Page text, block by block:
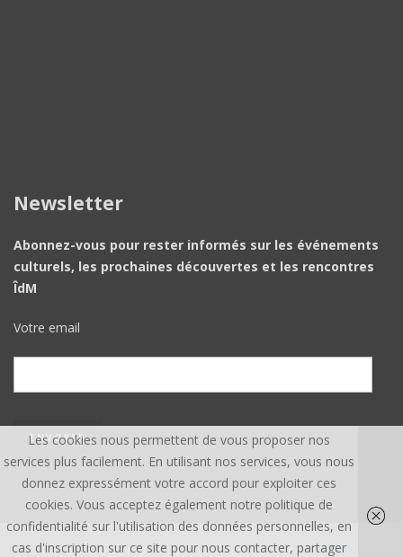
Newsletter
Abonnez-vous pour rester informés sur les événements
culturels, les prochaines découvertes et les rencontres
ÎdM
Votre email
ÎLE DU MONDE ©, TOUS DROITS RÉSERVÉS.CREDITS
Les cookies nous permettent de vous proposer nos
services plus facilement. En utilisant nos services, vous nous
donnez expressément votre accord pour exploiter ces
cookies. Vous acceptez également notre politique de
confidentialité sur l'utilisation des données personnelles, en
cas d'inscription sur ce site pour nous contacter, partager